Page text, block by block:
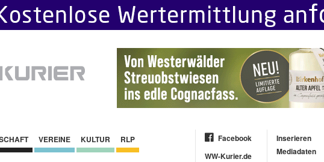
VEREINE KULTUR RLP
Facebook
WW-Kurier.de
Inserieren
Mediadaten